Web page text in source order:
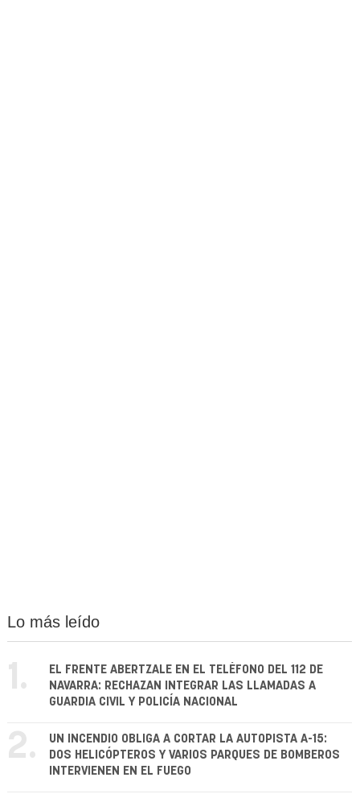
Lo más leído
1.
EL FRENTE ABERTZALE EN EL TELÉFONO DEL 112 DE
NAVARRA: RECHAZAN INTEGRAR LAS LLAMADAS A
GUARDIA CIVIL Y POLICÍA NACIONAL
2.
UN INCENDIO OBLIGA A CORTAR LA AUTOPISTA A-15:
DOS HELICÓPTEROS Y VARIOS PARQUES DE BOMBEROS
INTERVIENEN EN EL FUEGO